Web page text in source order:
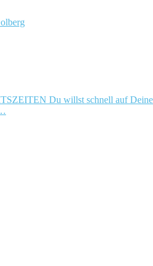
Du willst schnell auf Deine